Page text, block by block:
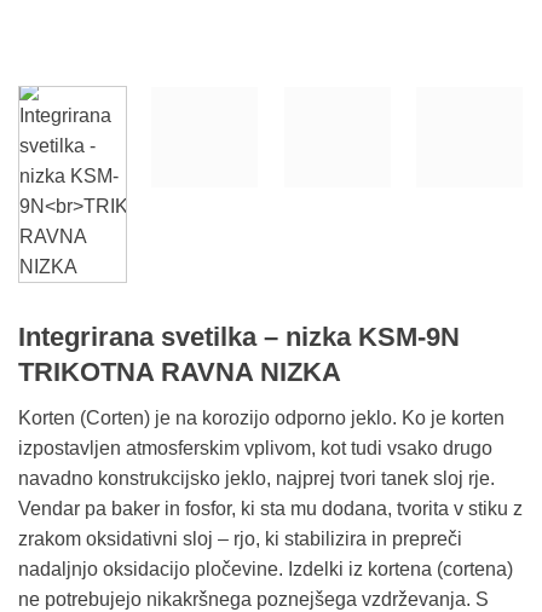
Integrirana svetilka – nizka KSM-9N
TRIKOTNA RAVNA NIZKA
Korten (Corten) je na korozijo odporno jeklo. Ko je korten
izpostavljen atmosferskim vplivom, kot tudi vsako drugo
navadno konstrukcijsko jeklo, najprej tvori tanek sloj rje.
Vendar pa baker in fosfor, ki sta mu dodana, tvorita v stiku z
zrakom oksidativni sloj – rjo, ki stabilizira in prepreči
nadaljnjo oksidacijo pločevine. Izdelki iz kortena (cortena)
ne potrebujejo nikakršnega poznejšega vzdrževanja. S